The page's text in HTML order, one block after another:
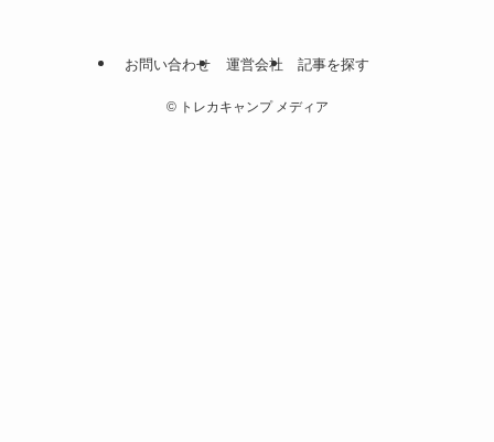
お問い合わせ 運営会社 記事を探す
©トレカキャンプ メディア